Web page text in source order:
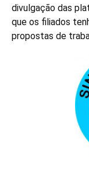
divulgação das
que os filiados
propostas de